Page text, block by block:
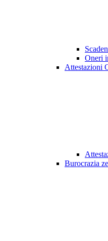
Oneri
Attestazioni
Burocrazia